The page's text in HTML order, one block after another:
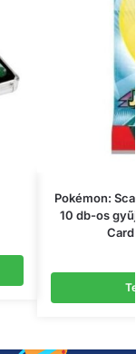
Pokémon:
10 db-os